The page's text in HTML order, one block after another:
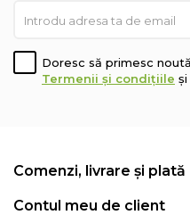
Doresc să primesc
Termenii și condițiile și
Comenzi, livrare și plată
Contul meu de client